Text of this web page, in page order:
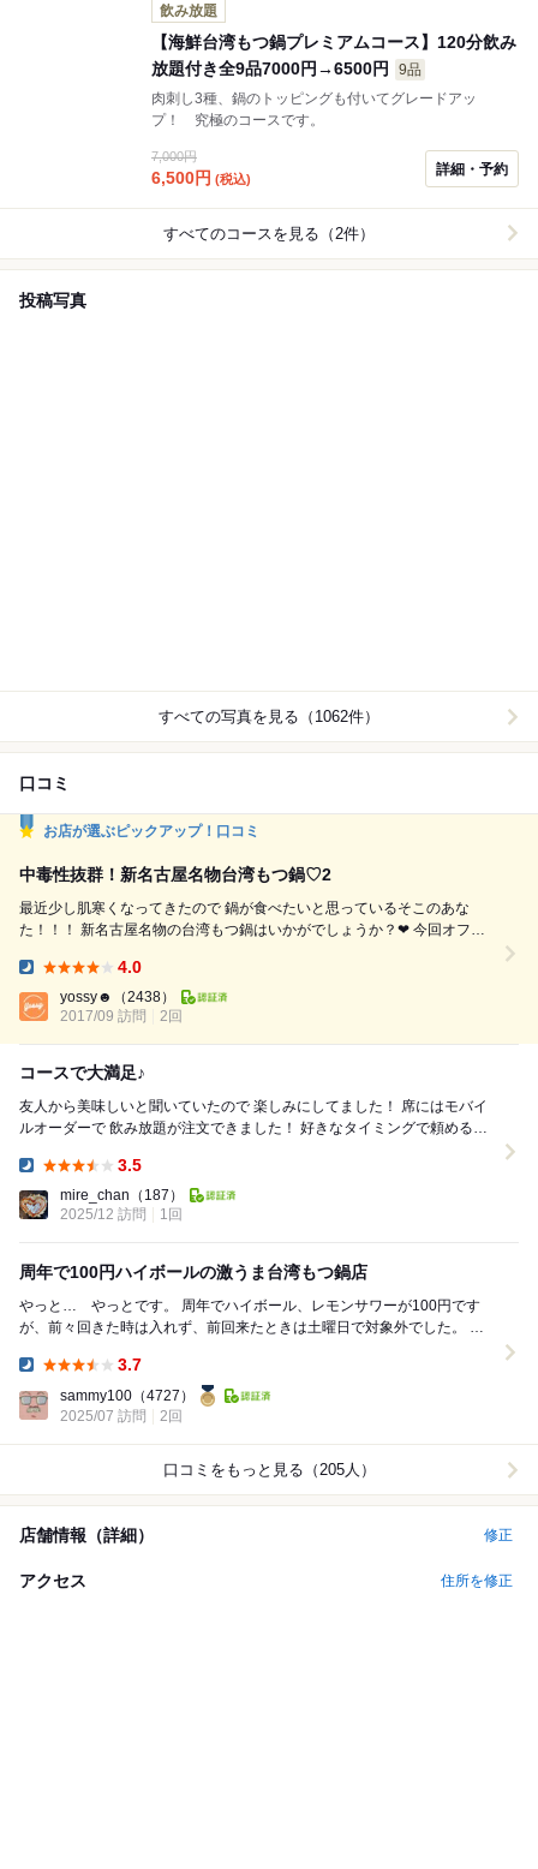
飲み放題
【海鮮台湾もつ鍋プレミアムコース】120分飲み
放題付き全9品7000円→6500円
9品
肉刺し3種、鍋のトッピングも付いてグレードアッ
プ！ 究極のコースです。
7,000円
6,500円 (税込)
詳細・予約
すべてのコースを見る（2件）
投稿写真
すべての写真を見る（1062件）
口コミ
お店が選ぶピックアップ！口コミ
中毒性抜群！新名古屋名物台湾もつ鍋♡2
最近少し肌寒くなってきたので 鍋が食べたいと思っているそこのあな
た！！！ 新名古屋名物の台湾もつ鍋はいかがでしょうか？❤︎ 今回オフ会
仁さん。 台湾もつ鍋の生みの親、元祖のお店です♪ 名古屋の中心部である
栄に2号店が出来ました◎ 栄駅クリスタル広場から徒歩5分ほど、住吉地
区にあります。 かに本家さんの裏手の...
4.0
yossy☻
（2438）
2017/09 訪問
2回
コースで大満足♪
友人から美味しいと聞いていたので 楽しみにしてました！ 席にはモバイ
ルオーダーで 飲み放題が注文できました！ 好きなタイミングで頼めるの
3.5
mire_chan （187）
2025/12 訪問
1回
周年で100円ハイボールの激うま台湾もつ鍋店
やっと… やっとです。 周年でハイボール、レモンサワーが100円です
が、前々回きた時は入れず、前回来たときは土曜日で対象外でした。 今
3.7
sammy100 （4727）
2025/07 訪問
2回
口コミをもっと見る（205人）
店舗情報（詳細） 修正
アクセス 住所を修正